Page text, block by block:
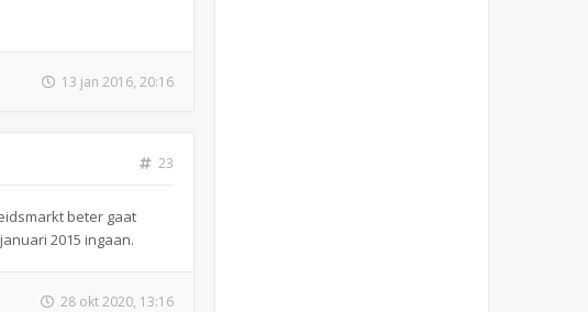
13 jan 2016, 20:16
23
beter gaat
2015 ingaan.
28 okt 2020, 13:16